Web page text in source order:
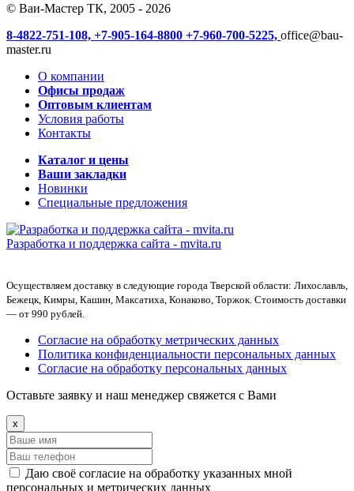
© Ваи-Мастер ТК, 2005 - 2026
8-4822-751-108, +7-905-164-8800 +7-960-700-5225, office@bau-
master.ru
О компании
Офисы продаж
Оптовым клиентам
Условия работы
Контакты
Каталог и цены
Ваши закладки
Новинки
Специальные предложения
Разработка и поддержка сайта - mvita.ru
Осуществляем доставку в следующие города Тверской области: Лихославль,
Бежецк, Кимры, Кашин, Максатиха, Конаково, Торжок. Стоимость доставки
— от 990 рублей.
Согласие на обработку метрических данных
Политика конфиденциальности персональных данных
Согласие на обработку персональных данных
Оставьте заявку и наш менеджер свяжется с Вами
x
Даю своё согласие на обработку указанных мной
персональных и метрических данных